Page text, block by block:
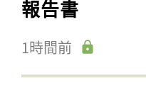
報告書
1時間前